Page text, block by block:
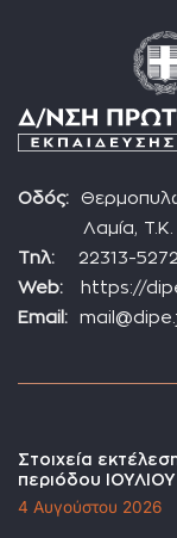
Οδός:
Λαμία, Τ.Κ.
Τηλ: 22313-
Web: https://
Email:
Στοιχεία
περιόδου
4 Αυγούστου 2026